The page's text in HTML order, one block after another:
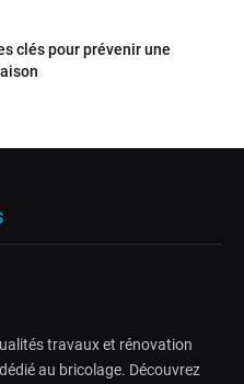
clés pour prévenir une
travaux et rénovation
au bricolage. Découvrez